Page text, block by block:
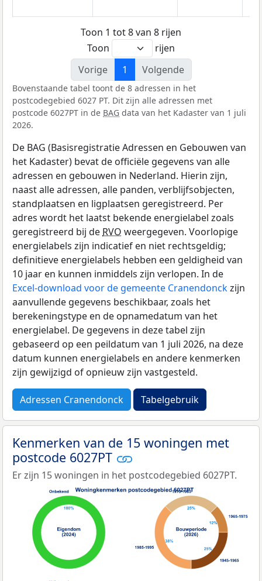
Toon 1 tot 8 van 8 rijen
Toon
rijen
Vorige
1 Volgende
Bovenstaande tabel toont de 8 adressen in het
postcodegebied 6027 PT. Dit zijn alle adressen met
postcode 6027PT in de BAG data van het Kadaster van 1 juli
2026.
De BAG (Basisregistratie Adressen en Gebouwen van
het Kadaster) bevat de officiële gegevens van alle
adressen en gebouwen in Nederland. Hierin zijn,
naast alle adressen, alle panden, verblijfsobjecten,
standplaatsen en ligplaatsen geregistreerd. Per
adres wordt het laatst bekende energielabel zoals
geregistreerd bij de RVO weergegeven. Voorlopige
energielabels zijn indicatief en niet rechtsgeldig;
definitieve energielabels hebben een geldigheid van
10 jaar en kunnen inmiddels zijn verlopen. In de
Excel-download voor de gemeente Cranendonckzijn
aanvullende gegevens beschikbaar, zoals het
berekeningstype en de opnamedatum van het
energielabel. De gegevens in deze tabel zijn
gebaseerd op een peildatum van 1 juli 2026, na deze
datum kunnen energielabels en andere kenmerken
zijn gewijzigd of opnieuw zijn vastgesteld.
Adressen Cranendonck Tabelgebruik
Kenmerken van de 15 woningen met
postcode 6027PT
Er zijn 15 woningen in het postcodegebied 6027PT.